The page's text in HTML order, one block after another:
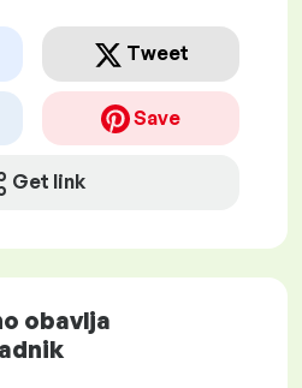
Tweet
Save
Get link
obavlja